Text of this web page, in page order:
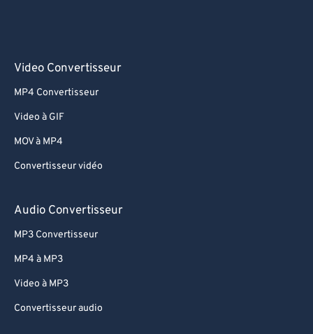
Video Convertisseur
MP4 Convertisseur
Video à GIF
MOV à MP4
Convertisseur vidéo
Audio Convertisseur
MP3 Convertisseur
MP4 à MP3
Video à MP3
Convertisseur audio